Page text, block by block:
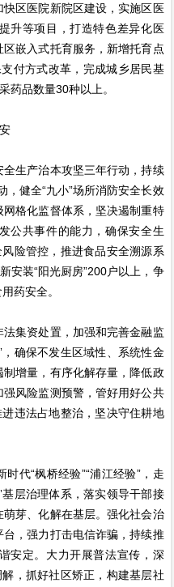
区医院新院区建设，实施区医
升等项目，打造特色差异化医
嵌入式托育服务，新增托育点
付方式改革，完成城乡居民基
药品数量30种以上。
生产治本攻坚三年行动，持续
，健全“九小”场所消防安全长效
格化监督体系，坚决遏制重特
公共事件的能力，确保安全生
险管控，推进食品安全溯源系
安装“阳光厨房”200户以上，争
药安全。
集资处置，加强和完善金融监
确保不发生区域性、系统性金
增量，有序化解存量，降低政
风险监测预警，管好用好公共
违法占地整治，坚决守住耕地
代“枫桥经验”“浦江经验”，走
层治理体系，落实领导干部接
芽、化解在基层。强化社会治
，强力打击电信诈骗，持续推
安定。大力开展普法宣传，深
，抓好社区矫正，构建基层社